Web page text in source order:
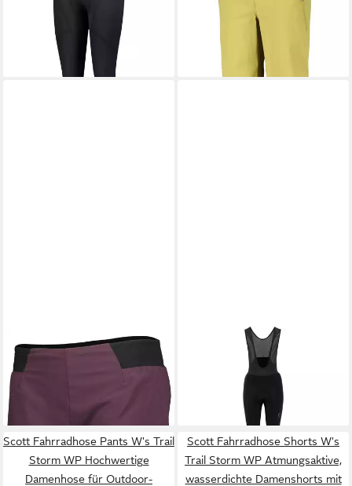
120,65 €
54,95 €
99,90 €
SCOTTLaufshorts Split Short
W's RC Run
Fahrradhose Tights
W's Gravel Warm +++
Hochfunktionale Damen-
Radhose für optimalen Schutz
bei Kälte und
UVP 179,95 €
Scott Fahrradhose Pants W's Trail
Storm WP Hochwertige
Damenhose für Outdoor-
Scott Fahrradhose Shorts W's
Trail Storm WP Atmungsaktive,
wasserdichte Damenshorts mit